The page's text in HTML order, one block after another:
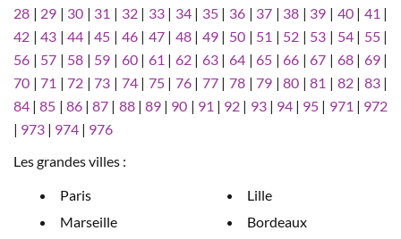
28 | 29 | 30 | 31 | 32| 33| 34| 35| 36 | 37 | 38 | 39 | 40| 41 |
42 |43 |44 |45 | 46| 47| 48| 49| 50 | 51 | 52 | 53 | 54| 55|
56 | 57 | 58 | 59 | 60| 61 | 62| 63| 64 |65 |66 |67 | 68| 69|
70 |71 |72 |73 | 74| 75| 76| 77| 78 |79 |80 |81 | 82| 83|
84 |85 | 86|87 | 88| 89| 90 | 91 | 92 | 93| 94| 95 | 971 | 972
| 973 | 974 | 976
Les grandes villes :
Paris
Marseille
Lille
Bordeaux